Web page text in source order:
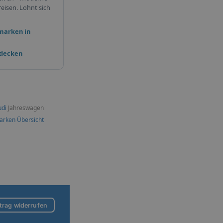
Lohnt sich
in
Jahreswagen
Übersicht
widerrufen